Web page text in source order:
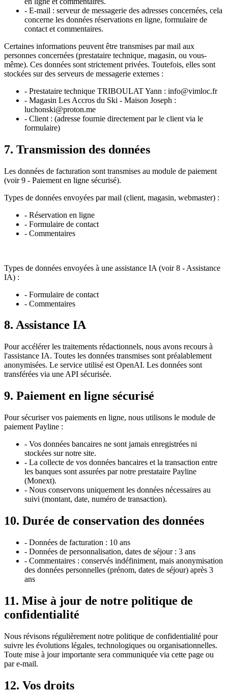
- E-mail : serveur de messagerie des adresses concernées, cela
concerne les données réservations en ligne, formulaire de
contact et commentaires.
Certaines informations peuvent être transmises par mail aux
personnes concernées (prestataire technique, magasin, ou vous-
même). Ces données sont strictement privées. Toutefois, elles sont
stockées sur des serveurs de messagerie externes :
- Prestataire technique TRIBOULAT Yann : info@vimloc.fr
- Magasin Les Accros du Ski - Maison Joseph :
luchonski@proton.me
- Client : (adresse fournie directement par le client via le
formulaire)
7. Transmission des données
Les données de facturation sont transmises au module de paiement
(voir 9 - Paiement en ligne sécurisé).
Types de données envoyées par mail (client, magasin, webmaster) :
- Réservation en ligne
- Formulaire de contact
- Commentaires
Types de données envoyées à une assistance IA (voir 8 - Assistance
IA) :
- Formulaire de contact
- Commentaires
8. Assistance IA
Pour accélérer les traitements rédactionnels, nous avons recours à
l'assistance IA. Toutes les données transmises sont préalablement
anonymisées. Le service utilisé est OpenAI. Les données sont
transférées via une API sécurisée.
9. Paiement en ligne sécurisé
Pour sécuriser vos paiements en ligne, nous utilisons le module de
paiement Payline :
- Vos données bancaires ne sont jamais enregistrées ni
stockées sur notre site.
- La collecte de vos données bancaires et la transaction entre
les banques sont assurées par notre prestataire Payline
(Monext).
- Nous conservons uniquement les données nécessaires au
suivi (montant, date, numéro de transaction).
10. Durée de conservation des données
- Données de facturation : 10 ans
- Données de personnalisation, dates de séjour : 3 ans
- Commentaires : conservés indéfiniment, mais anonymisation
des données personnelles (prénom, dates de séjour) après 3
ans
11. Mise à jour de notre politique de
confidentialité
Nous révisons régulièrement notre politique de confidentialité pour
suivre les évolutions légales, technologiques ou organisationnelles.
Toute mise à jour importante sera communiquée via cette page ou
par e-mail.
12. Vos droits